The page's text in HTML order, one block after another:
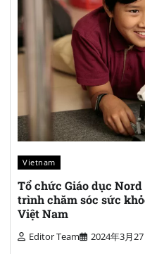
Vietnam
Tổ chức Giáo dục
trình chăm sóc sức
Việt Nam
Editor Team 2024年3月27